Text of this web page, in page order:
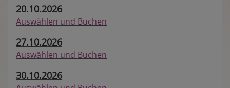
20.10.2026
Auswählen und Buchen
27.10.2026
Auswählen und Buchen
30.10.2026